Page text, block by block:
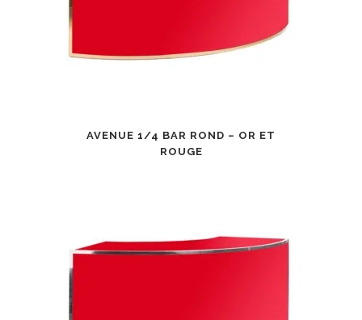
AVENUE 1/4 BAR ROND – OR ET
ROUGE